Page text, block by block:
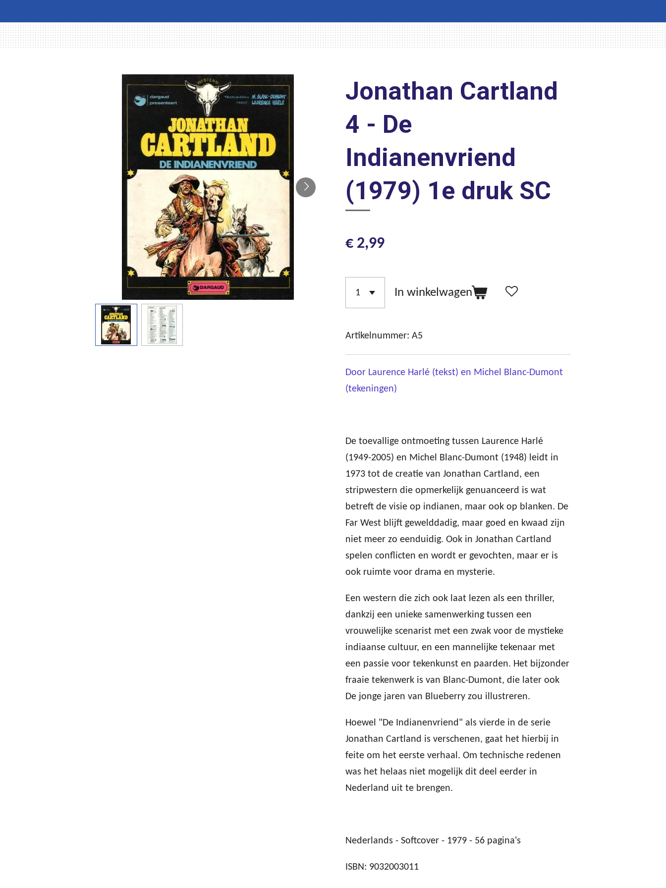
Jonathan Cartland
4 - De
Indianenvriend
(1979) 1e druk SC
€ 2,99
In winkelwagen
Artikelnummer: A5
Door Laurence Harlé (tekst) en Michel Blanc-Dumont
(tekeningen)
De toevallige ontmoeting tussen Laurence Harlé
(1949-2005) en Michel Blanc-Dumont (1948) leidt in
1973 tot de creatie van Jonathan Cartland, een
stripwestern die opmerkelijk genuanceerd is wat
betreft de visie op indianen, maar ook op blanken. De
Far West blijft gewelddadig, maar goed en kwaad zijn
niet meer zo eenduidig. Ook in Jonathan Cartland
spelen conflicten en wordt er gevochten, maar er is
ook ruimte voor drama en mysterie.
Een western die zich ook laat lezen als een thriller,
dankzij een unieke samenwerking tussen een
vrouwelijke scenarist met een zwak voor de mystieke
indiaanse cultuur, en een mannelijke tekenaar met
een passie voor tekenkunst en paarden. Het bijzonder
fraaie tekenwerk is van Blanc-Dumont, die later ook
De jonge jaren van Blueberry zou illustreren.
Hoewel "De Indianenvriend" als vierde in de serie
Jonathan Cartland is verschenen, gaat het hierbij in
feite om het eerste verhaal. Om technische redenen
was het helaas niet mogelijk dit deel eerder in
Nederland uit te brengen.
Nederlands - Softcover - 1979 - 56 pagina's
ISBN: 9032003011